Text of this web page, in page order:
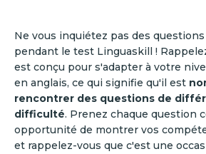
Ne vous inquiétez pas des
pendant le test Linguaskill !
est conçu pour s'adapter à votre
en anglais, ce qui signifie qu'il est
rencontrer des questions de
difficulté. Prenez chaque question
opportunité de montrer vos
et rappelez-vous que c'est une